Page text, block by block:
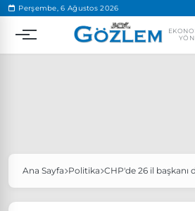
Perşembe, 6 Ağustos 2026
Popüler Aramalar
Ana Sayfa Politika CHP'de 26 il başkanı